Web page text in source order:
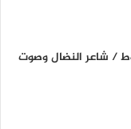
/ شاعر النضال وصوت